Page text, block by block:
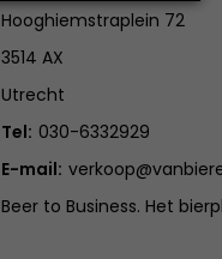
Hooghiemstraplein 72
3514 AX
Utrecht
Tel: 030-6332929
E-mail:
Beer to Business. Het